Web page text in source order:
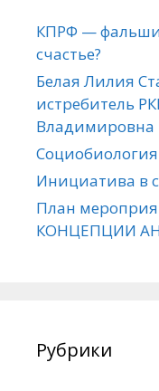
КПРФ —
счастье?
Белая Лилия
истребитель
Владимировна
Инициатива в
План
КОНЦЕПЦИИ
Рубрики